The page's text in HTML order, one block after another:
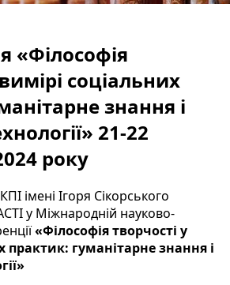
«Філософія
соціальних
знання і
21-22
року
імені Ігоря Сікорського
у Міжнародній науково-
«Філософія творчості у
практик: гуманітарне знання і